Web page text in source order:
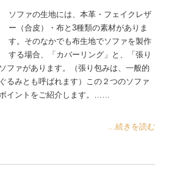
ソファの生地には、本革・フェイクレザ
ー（合皮）・布と3種類の素材がありま
す。そのなかでも布生地でソファを製作
する場合、「カバーリング」と、「張り
ファがあります。（張り包みは、一般的
るみとも呼ばれます）この２つのソファ
イントをご紹介します。……
...続きを読む